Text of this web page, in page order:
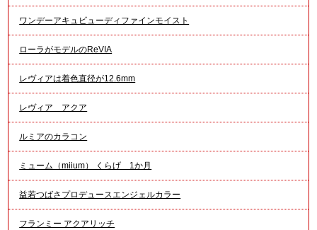
ワンデーアキュビューディファインモイスト
ローラがモデルのReVIA
レヴィアは着色直径が12.6mm
レヴィア アクア
ルミアのカラコン
ミューム（miium） くらげ 1か月
益若つばさプロデュースエンジェルカラー
フランミー アクアリッチ